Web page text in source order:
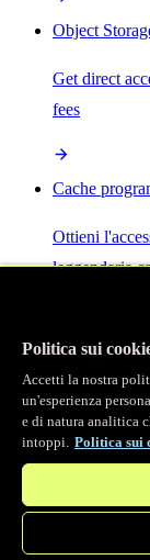
Object
Get direct
fees
Cache
Ottieni
leggendaria
Server MCP
Controllo
Politica sui
Accetti la nostra
un'esperienza
e di natura analitica
intoppi. Politica sui